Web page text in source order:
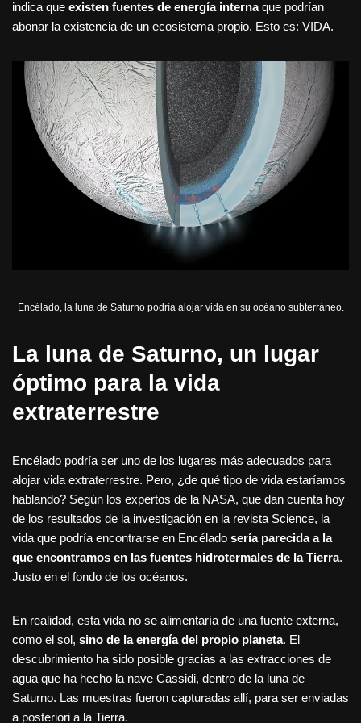
indica que existen fuentes de energía internaque podrían
abonar la existencia de un ecosistema propio. Esto es: VIDA.
Encélado, la luna de Saturno podría alojar vida en su océano subterráneo.
La luna de Saturno, un lugar
óptimo para la vida
extraterrestre
Encélado podría ser uno de los lugares más adecuados para
alojar vida extraterrestre. Pero, ¿de qué tipo de vida estaríamos
hablando? Según los expertos de la NASA, que dan cuenta hoy
de los resultados de la investigación en la revista Science, la
vida que podría encontrarse en Encélado sería parecida a la
que encontramos en las fuentes hidrotermales de la Tierra.
Justo en el fondo de los océanos.
En realidad, esta vida no se alimentaría de una fuente externa,
como el sol, sino de la energía del propio planeta. El
descubrimiento ha sido posible gracias a las extracciones de
agua que ha hecho la nave Cassidi, dentro de la luna de
Saturno. Las muestras fueron capturadas allí, para ser enviadas
a posteriori a la Tierra.